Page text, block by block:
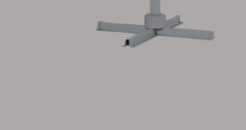
Tilbehør